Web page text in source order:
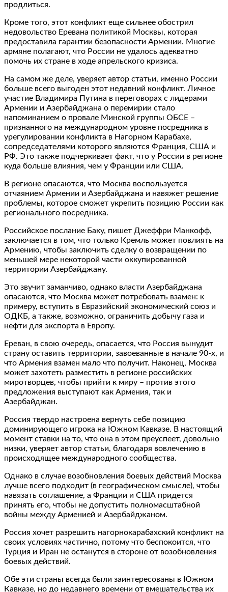
продлиться.
Кроме того, этот конфликт еще сильнее обострил
недовольство Еревана политикой Москвы, которая
предоставила гарантии безопасности Армении. Многие
армяне полагают, что России не удалось адекватно
помочь их стране в ходе апрельского кризиса.
На самом же деле, уверяет автор статьи, именно России
больше всего выгоден этот недавний конфликт. Личное
участие Владимира Путина в переговорах с лидерами
Армении и Азербайджана о перемирии стало
напоминанием о провале Минской группы ОБСЕ –
признанного на международном уровне посредника в
урегулировании конфликта в Нагорном Карабахе,
сопредседателями которого являются Франция, США и
РФ. Это также подчеркивает факт, что у России в регионе
куда больше влияния, чем у Франции или США.
В регионе опасаются, что Москва воспользуется
отчаянием Армении и Азербайджана и навяжет решение
проблемы, которое сможет укрепить позицию России как
регионального посредника.
Российское послание Баку, пишет Джеффри Манкофф,
заключается в том, что только Кремль может повлиять на
Армению, чтобы заключить сделку о возвращении по
меньшей мере некоторой части оккупированной
территории Азербайджану.
Это звучит заманчиво, однако власти Азербайджана
опасаются, что Москва может потребовать взамен: к
примеру, вступить в Евразийский экономический союз и
ОДКБ, а также, возможно, ограничить добычу газа и
нефти для экспорта в Европу.
Ереван, в свою очередь, опасается, что Россия вынудит
страну оставить территории, завоеванные в начале 90-х, и
что Армения взамен мало что получит. Наконец, Москва
может захотеть разместить в регионе российских
миротворцев, чтобы прийти к миру – против этого
предложения выступают как Армения, так и
Азербайджан.
Россия твердо настроена вернуть себе позицию
доминирующего игрока на Южном Кавказе. В настоящий
момент ставки на то, что она в этом преуспеет, довольно
низки, уверяет автор статьи, благодаря вовлечению в
происходящее международного сообщества.
Однако в случае возобновления боевых действий Москва
лучше всего подходит (в географическом смысле), чтобы
навязать соглашение, а Франции и США придется
принять его, чтобы не допустить полномасштабной
войны между Арменией и Азербайджаном.
Россия хочет разрешить нагорнокарабахский конфликт на
своих условиях частично, потому что беспокоится, что
Турция и Иран не останутся в стороне от возобновления
боевых действий.
Обе эти страны всегда были заинтересованы в Южном
Кавказе, но до недавнего времени от вмешательства их